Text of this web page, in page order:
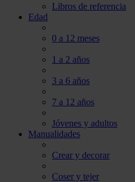
Libros de referencia
Edad
0 a 12 meses
1 a 2 años
3 a 6 años
7 a 12 años
Jóvenes y adultos
Manualidades
Crear y decorar
Coser y tejer